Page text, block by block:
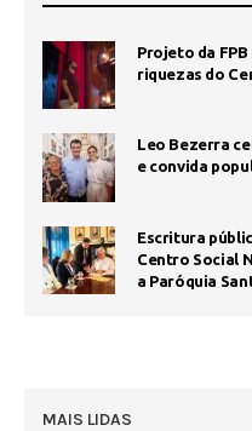
Projeto da
riquezas do
Leo Bezerra
e convida
Escritura
Centro Social
a Paróquia
MAIS LIDAS